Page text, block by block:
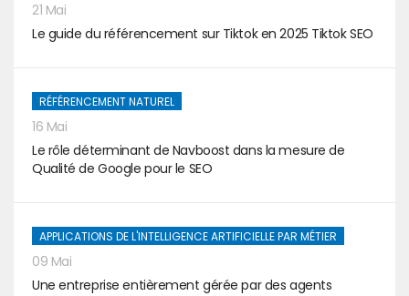
21 Mai
Le guide du référencement sur Tiktok en 2025 Tiktok SEO
RÉFÉRENCEMENT NATUREL
16 Mai
Le rôle déterminant de Navboost dans la mesure de
Qualité de Google pour le SEO
APPLICATIONS DE L'INTELLIGENCE ARTIFICIELLE PAR MÉTIER
09 Mai
Une entreprise entièrement gérée par des agents